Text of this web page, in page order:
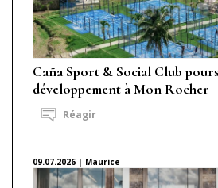
Caña Sport & Social Club
développement à Mon Rocher
Réagir
09.07.2026 | Maurice